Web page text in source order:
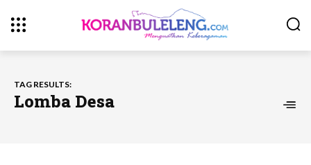
TAG RESULTS:
Lomba Desa